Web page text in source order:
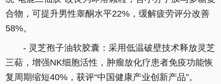
合物，可提升男性睾酮水平22%，缓解疲劳评分改善
58%。
- 灵芝孢子油软胶囊：采用低温破壁技术释放灵芝
三萜，增强NK细胞活性，肿瘤放化疗患者免疫功能恢
复周期缩短40%，获评“中国健康产业创新产品”。